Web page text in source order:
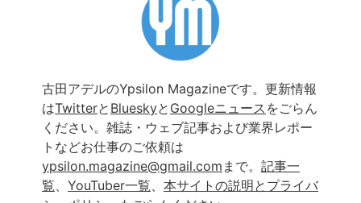
古田アデルのYpsilon Magazineです。更新情報
はTwitterと Blueskyと Googleニュース をごらん
ください。雑誌・ウェブ記事および業界レポー
トなどお仕事のご依頼は
ypsilon.magazine@gmail.com まで。 記事一
覧
YouTuber一覧
本サイトの説明とプライバ